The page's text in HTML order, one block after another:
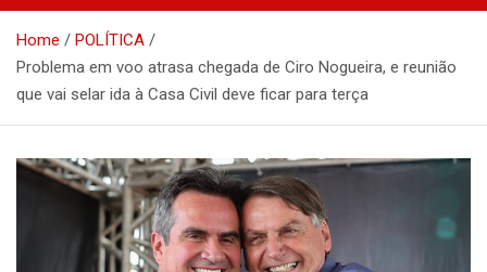
Home
POLÍTICA
Problema em voo atrasa chegada de Ciro Nogueira, e reunião
que vai selar ida à Casa Civil deve ficar para terça